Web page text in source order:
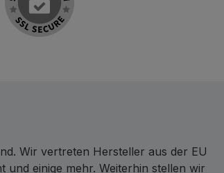
Wir vertreten Hersteller aus der EU
einige mehr. Weiterhin stellen wir